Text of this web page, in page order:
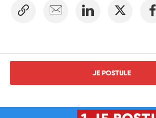
JE POSTULE